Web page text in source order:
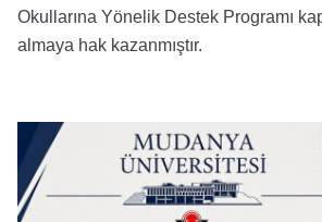
Okullarına Yönelik Destek Programı
almaya hak kazanmıştır.